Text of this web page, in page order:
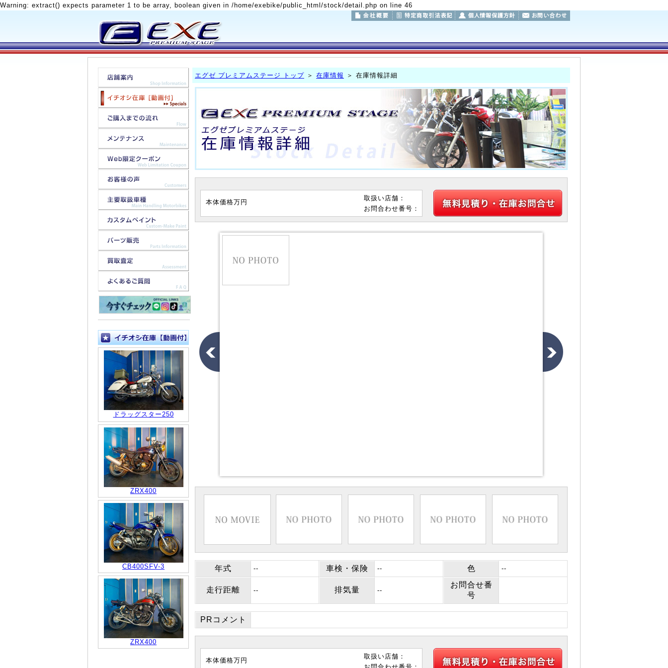
Warning: extract() expects parameter 1 to be array, boolean given in /home/exebike/public_html/stock/detail.php on line 46
ドラッグスター250
ZRX400
CB400SFV-3
ZRX400
エグゼ プレミアムステージ トップ ＞ 在庫情報 ＞ 在庫情報詳細
本体価格万円
取扱い店舗：
お問合わせ番号：
年式 -- 車検・保険 -- 色 --
走行距離 -- 排気量 --
お問合せ番
号
PRコメント
本体価格万円
取扱い店舗：